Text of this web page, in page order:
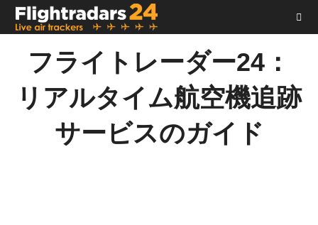
フライトレーダー24：
リアルタイム航空機追跡
サービスのガイド